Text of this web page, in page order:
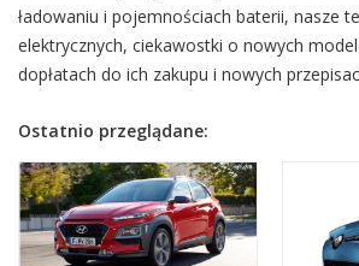
ładowaniu i pojemnościach baterii, nasze
elektrycznych, ciekawostki o nowych
dopłatach do ich zakupu i nowych
Ostatnio przeglądane: